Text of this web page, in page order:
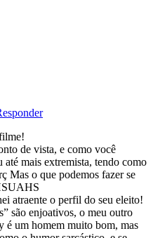
de vista, e como você
mais extremista, tendo como
Mas o que podemos fazer se
atraente o perfil do seu eleito!
são enjoativos, o meu outro
um homem muito bom, mas